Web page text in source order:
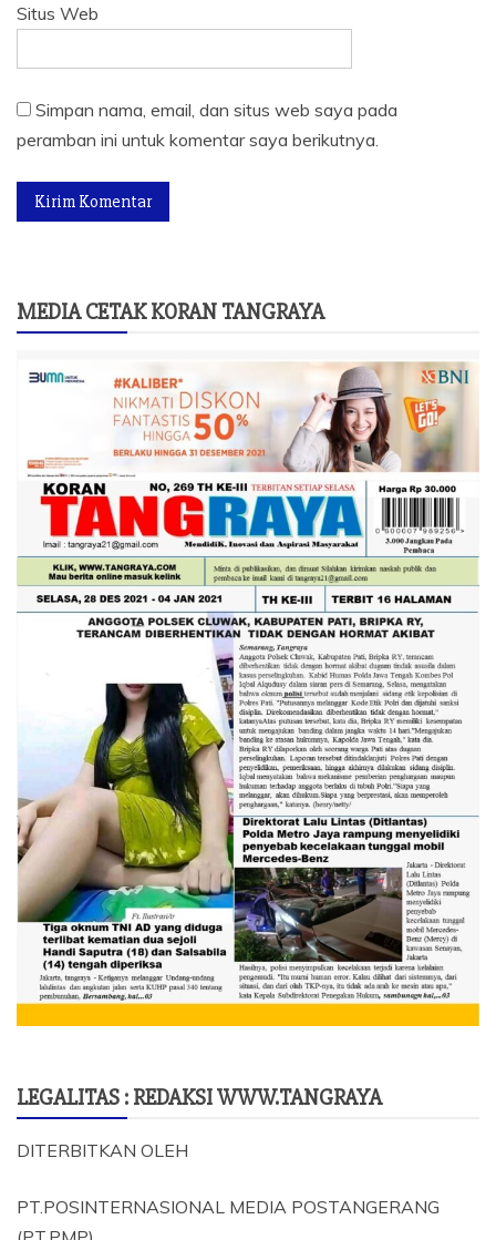
Situs Web
Simpan nama, email, dan situs web saya pada
peramban ini untuk komentar saya berikutnya.
MEDIA CETAK KORAN TANGRAYA
LEGALITAS : REDAKSI WWW.TANGRAYA
DITERBITKAN OLEH
PT.POSINTERNASIONAL MEDIA POSTANGERANG